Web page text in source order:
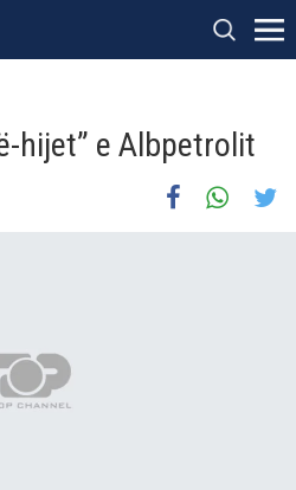
hijet” e Albpetrolit